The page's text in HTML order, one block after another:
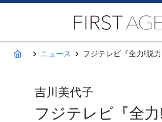
ホームニュース フジテレビ『全力!脱
吉川美代子
フジテレビ『全